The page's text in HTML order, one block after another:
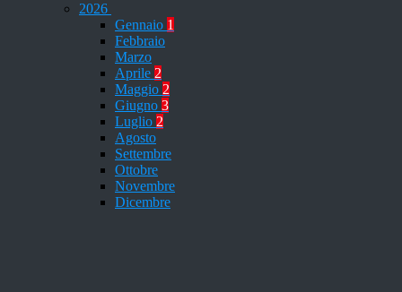
2026
Gennaio 1
Febbraio
Marzo
Aprile 2
Maggio 2
Giugno 3
Luglio 2
Agosto
Settembre
Ottobre
Novembre
Dicembre